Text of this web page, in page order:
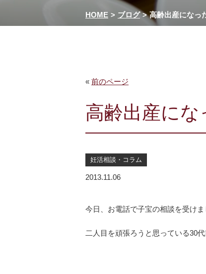
HOME ブログ 高齢出産になっ
« 前のページ
高齢出産にな
妊活相談・コラム
2013.11.06
今日、お電話で子宝の相談を受けま
二人目を頑張ろうと思っている30代